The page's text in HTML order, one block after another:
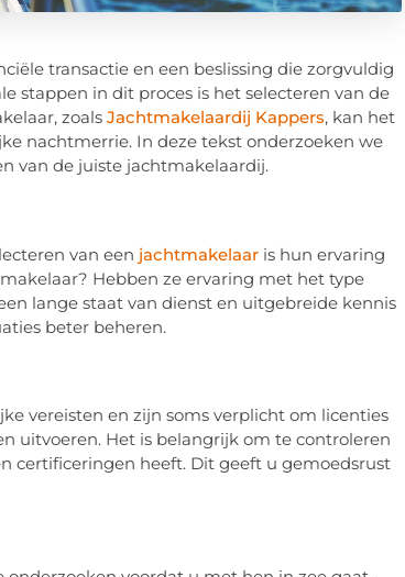
transactie en een beslissing die zorgvuldig
stappen in dit proces is het selecteren van de
zoals Jachtmakelaardij Kappers, kan het
nachtmerrie. In deze tekst onderzoeken we
van de juiste jachtmakelaardij.
van een jachtmakelaaris hun ervaring
Hebben ze ervaring met het type
lange staat van dienst en uitgebreide kennis
beter beheren.
vereisten en zijn soms verplicht om licenties
uitvoeren. Het is belangrijk om te controleren
certificeringen heeft. Dit geeft u gemoedsrust